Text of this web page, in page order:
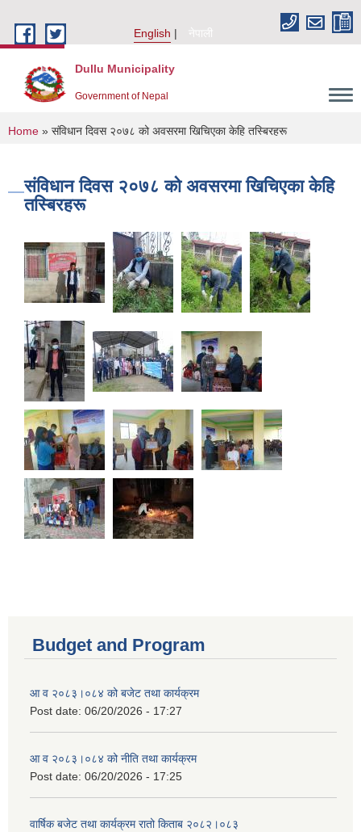
English
नेपाली
Dullu Municipality
Government of Nepal
You are here
Home » संविधान दिवस २०७८ को अवसरमा खिचिएका केहि तस्बिरहरू
संविधान दिवस २०७८ को अवसरमा खिचिएका केहि
तस्बिरहरू
Budget and Program
आ व २०८३।०८४ को बजेट तथा कार्यक्रम
Post date: 06/20/2026 - 17:27
आ व २०८३।०८४ को नीति तथा कार्यक्रम
Post date: 06/20/2026 - 17:25
वार्षिक बजेट तथा कार्यक्रम रातो किताब २०८२।०८३